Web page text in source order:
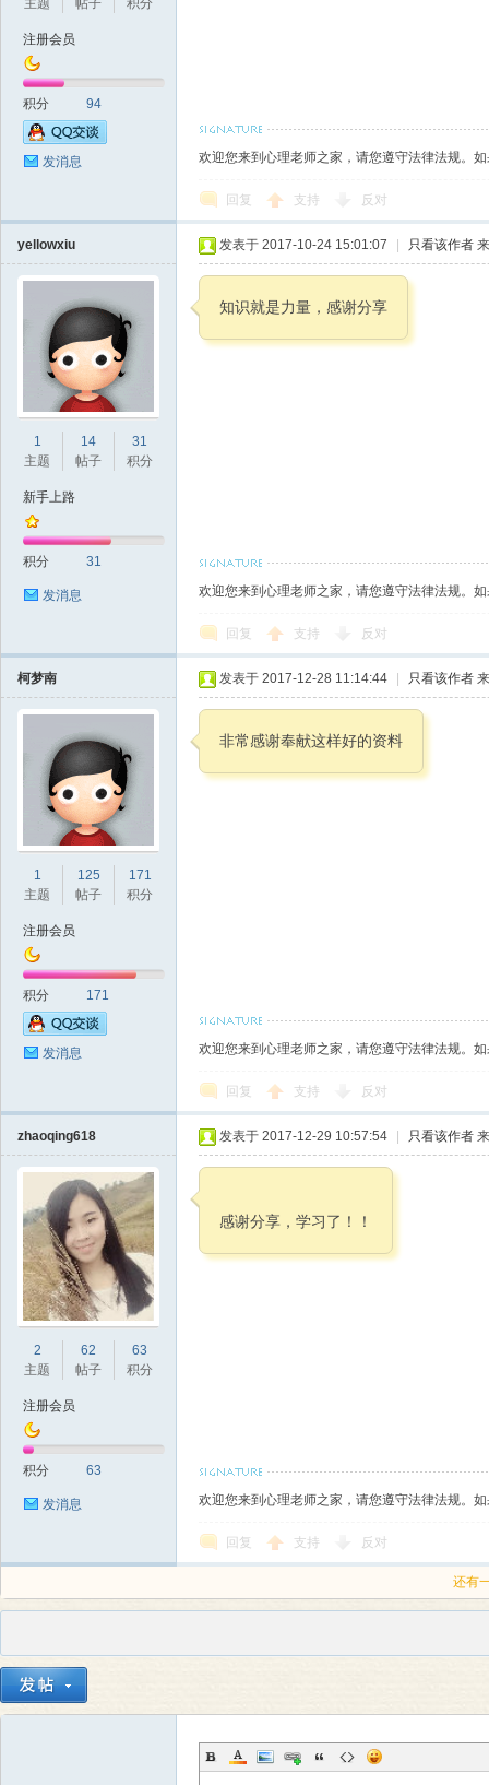
主题 帖子 积分
注册会员
积分 94
发消息 欢迎您来到心理老师之家，请您遵守法律法规。
回复 支持 反对
yellowxiu
1
主题
14
帖子
31
积分
新手上路
积分 31
发消息
发表于 2017-10-24 15:01:07 只看该作者
知识就是力量，感谢分享
欢迎您来到心理老师之家，请您遵守法律法规。
回复 支持 反对
柯梦南
1
主题
125
帖子
171
积分
注册会员
积分 171
发消息
发表于 2017-12-28 11:14:44 只看该作者
非常感谢奉献这样好的资料
欢迎您来到心理老师之家，请您遵守法律法规。
回复 支持 反对
zhaoqing618
2
主题
62
帖子
63
积分
注册会员
积分 63
发消息
发表于 2017-12-29 10:57:54 只看该作者
感谢分享，学习了！！
欢迎您来到心理老师之家，请您遵守法律法规。
回复 支持 反对
还有